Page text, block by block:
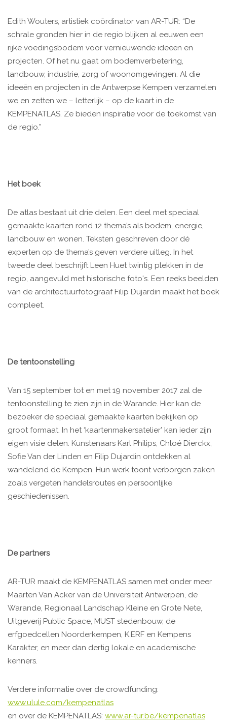
Edith Wouters, artistiek coördinator van AR-TUR: “De
schrale gronden hier in de regio blijken al eeuwen een
rijke voedingsbodem voor vernieuwende ideeën en
projecten. Of het nu gaat om bodemverbetering,
landbouw, industrie, zorg of woonomgevingen. Al die
ideeën en projecten in de Antwerpse Kempen verzamelen
we en zetten we – letterlijk – op de kaart in de
KEMPENATLAS. Ze bieden inspiratie voor de toekomst van
de regio.”
Het boek
De atlas bestaat uit drie delen. Een deel met speciaal
gemaakte kaarten rond 12 thema’s als bodem, energie,
landbouw en wonen. Teksten geschreven door dé
experten op de thema’s geven verdere uitleg. In het
tweede deel beschrijft Leen Huet twintig plekken in de
regio, aangevuld met historische foto's. Een reeks beelden
van de architectuurfotograaf Filip Dujardin maakt het boek
compleet.
De tentoonstelling
Van 15 september tot en met 19 november 2017 zal de
tentoonstelling te zien zijn in de Warande. Hier kan de
bezoeker de speciaal gemaakte kaarten bekijken op
groot formaat. In het ‘kaartenmakersatelier’ kan ieder zijn
eigen visie delen. Kunstenaars Karl Philips, Chloé Dierckx,
Sofie Van der Linden en Filip Dujardin ontdekken al
wandelend de Kempen. Hun werk toont verborgen zaken
zoals vergeten handelsroutes en persoonlijke
geschiedenissen.
De partners
AR-TUR maakt de KEMPENATLAS samen met onder meer
Maarten Van Acker van de Universiteit Antwerpen, de
Warande, Regionaal Landschap Kleine en Grote Nete,
Uitgeverij Public Space, MUST stedenbouw, de
erfgoedcellen Noorderkempen, K.ERF en Kempens
Karakter, en meer dan dertig lokale en academische
kenners.
Verdere informatie over de crowdfunding:
www.ulule.com/kempenatlas
en over de KEMPENATLAS: www.ar-tur.be/kempenatlas